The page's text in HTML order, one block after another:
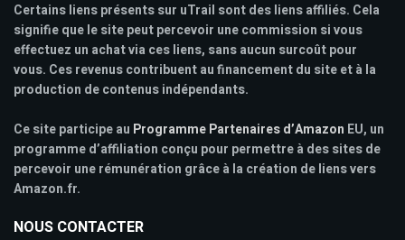
Certains liens présents sur uTrail sont des liens affiliés. Cela
signifie que le site peut percevoir une commission si vous
effectuez un achat via ces liens, sans aucun surcoût pour
vous. Ces revenus contribuent au financement du site et à la
production de contenus indépendants.
Ce site participe au Programme Partenaires d’Amazon EU, un
programme d’affiliation conçu pour permettre à des sites de
percevoir une rémunération grâce à la création de liens vers
Amazon.fr.
NOUS CONTACTER